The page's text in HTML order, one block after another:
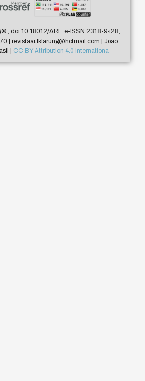
®, doi:10.18012/ARF, e-ISSN 2318-9428,
| revistaaufklarung@hotmail.com | João
| CC BY Attribution 4.0 International